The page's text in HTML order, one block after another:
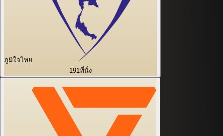
ภูมิใจไทย
191ที่นั่ง